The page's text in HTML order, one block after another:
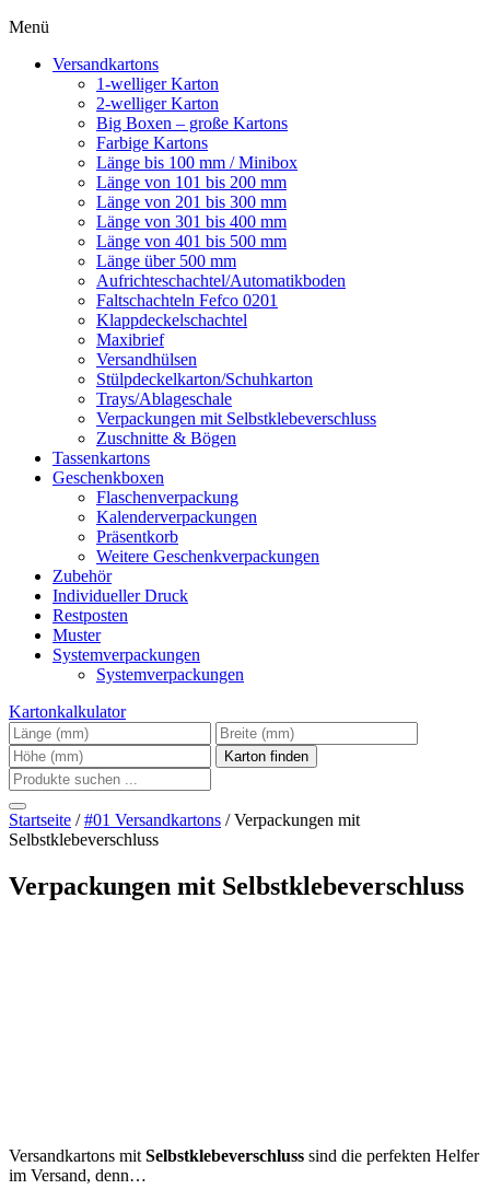
Menü
Versandkartons
1-welliger Karton
2-welliger Karton
Big Boxen – große Kartons
Farbige Kartons
Länge bis 100 mm / Minibox
Länge von 101 bis 200 mm
Länge von 201 bis 300 mm
Länge von 301 bis 400 mm
Länge von 401 bis 500 mm
Länge über 500 mm
Aufrichteschachtel/Automatikboden
Faltschachteln Fefco 0201
Klappdeckelschachtel
Maxibrief
Versandhülsen
Stülpdeckelkarton/Schuhkarton
Trays/Ablageschale
Verpackungen mit Selbstklebeverschluss
Zuschnitte & Bögen
Tassenkartons
Geschenkboxen
Flaschenverpackung
Kalenderverpackungen
Präsentkorb
Weitere Geschenkverpackungen
Zubehör
Individueller Druck
Restposten
Muster
Systemverpackungen
Systemverpackungen
Kartonkalkulator
Startseite /#01 Versandkartons / Verpackungen mit
Selbstklebeverschluss
Verpackungen mit Selbstklebeverschluss
Versandkartons mit Selbstklebeverschluss sind die perfekten Helfer
im Versand, denn…